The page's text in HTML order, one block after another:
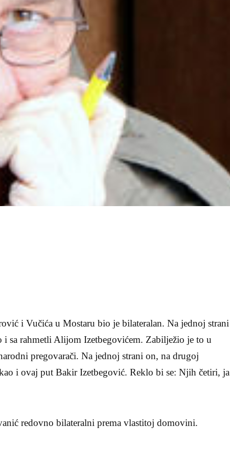
i Vučića u Mostaru bio je bilateralan. Na jednoj strani
sa rahmetli Alijom Izetbegovićem. Zabilježio je to u
pregovarači. Na jednoj strani on, na drugoj
i ovaj put Bakir Izetbegović. Reklo bi se: Njih četiri, ja
redovno bilateralni prema vlastitoj domovini.